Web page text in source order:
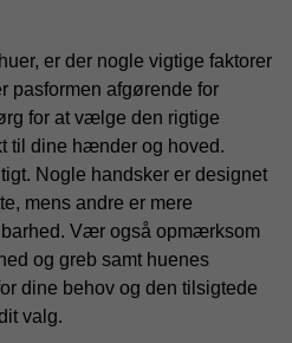
er der nogle vigtige faktorer
pasformen afgørende for
for at vælge den rigtige
til dine hænder og hoved.
Nogle handsker er designet
mens andre er mere
Vær også opmærksom
og greb samt huenes
dine behov og den tilsigtede
valg.